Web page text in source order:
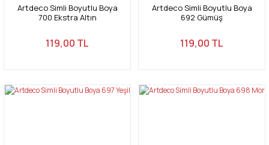
Artdeco Simli Boyutlu Boya
700 Ekstra Altın
119,00 TL
Artdeco Simli Boyutlu Boya
692 Gümüş
119,00 TL